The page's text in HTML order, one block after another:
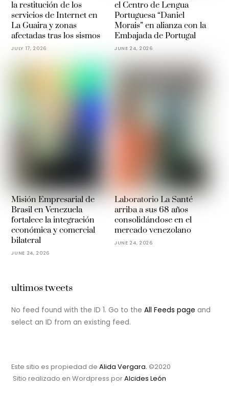
la restitución de los
servicios de Internet en
La Guaira y zonas
afectadas tras los sismos
JULY 17, 2026
el Centro de Lengua
Portuguesa “Daniel
Morais” en alianza con la
Embajada de Portugal
JUNE 24, 2026
Misión Empresarial de
Brasil en Venezuela
fortalece la integración
económica y comercial
bilateral
JUNE 24, 2026
Laboratorio La Santé
arriba a sus 68 años
consolidándose en el
mercado venezolano
JUNE 24, 2026
ultimos tweets
No feed found with the ID 1. Go to theAll Feeds page and
select an ID from an existing feed.
Este sitio es propiedad deAlida Vergara. ©2020
Sitio realizado en Wordpress porAlcides León